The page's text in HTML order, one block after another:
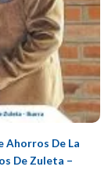
Ahorros De La
De Zuleta –